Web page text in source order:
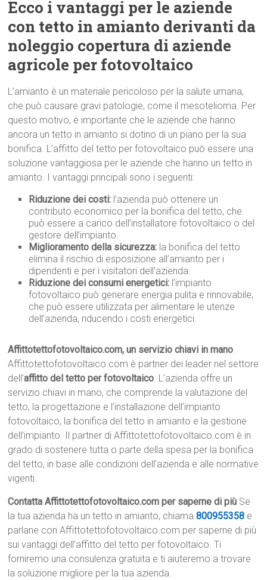
Ecco i vantaggi per le aziende
con tetto in amianto derivanti da
noleggio copertura di aziende
agricole per fotovoltaico
L’amianto è un materiale pericoloso per la salute umana,
che può causare gravi patologie, come il mesotelioma. Per
questo motivo, è importante che le aziende che hanno
ancora un tetto in amianto si dotino di un piano per la sua
bonifica. L’affitto del tetto per fotovoltaico può essere una
soluzione vantaggiosa per le aziende che hanno un tetto in
amianto. I vantaggi principali sono i seguenti:
Riduzione dei costi: l’azienda può ottenere un
contributo economico per la bonifica del tetto, che
può essere a carico dell’installatore fotovoltaico o del
gestore dell’impianto.
Miglioramento della sicurezza: la bonifica del tetto
elimina il rischio di esposizione all’amianto per i
dipendenti e per i visitatori dell’azienda.
Riduzione dei consumi energetici: l’impianto
fotovoltaico può generare energia pulita e rinnovabile,
che può essere utilizzata per alimentare le utenze
dell’azienda, riducendo i costi energetici.
Affittotettofotovoltaico.com, un servizio chiavi in mano
Affittotettofotovoltaico.com è partner dei leader nel settore
dell’affitto del tetto per fotovoltaico. L’azienda offre un
servizio chiavi in mano, che comprende la valutazione del
tetto, la progettazione e l’installazione dell’impianto
fotovoltaico, la bonifica del tetto in amianto e la gestione
dell’impianto. Il partner di Affittotettofotovoltaico.com è in
grado di sostenere tutta o parte della spesa per la bonifica
del tetto, in base alle condizioni dell’azienda e alle normative
vigenti.
Contatta Affittotettofotovoltaico.com per saperne di più Se
la tua azienda ha un tetto in amianto, chiama800955358 e
parlane con Affittotettofotovoltaico.com per saperne di più
sui vantaggi dell’affitto del tetto per fotovoltaico. Ti
forniremo una consulenza gratuita e ti aiuteremo a trovare
la soluzione migliore per la tua azienda.